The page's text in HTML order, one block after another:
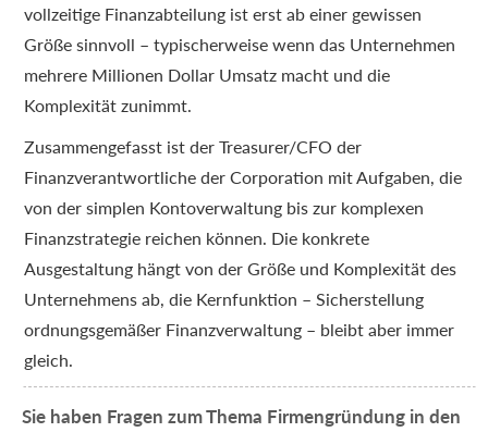
vollzeitige Finanzabteilung ist erst ab einer gewissen
Größe sinnvoll – typischerweise wenn das Unternehmen
mehrere Millionen Dollar Umsatz macht und die
Komplexität zunimmt.
Zusammengefasst ist der Treasurer/CFO der
Finanzverantwortliche der Corporation mit Aufgaben, die
von der simplen Kontoverwaltung bis zur komplexen
Finanzstrategie reichen können. Die konkrete
Ausgestaltung hängt von der Größe und Komplexität des
Unternehmens ab, die Kernfunktion – Sicherstellung
ordnungsgemäßer Finanzverwaltung – bleibt aber immer
gleich.
Sie haben Fragen zum Thema Firmengründung in den